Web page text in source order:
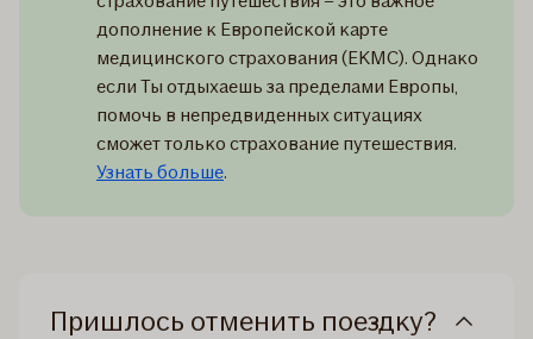
дополнение к Европейской карте
медицинского страхования (ЕКМС). Однако
если Ты отдыхаешь за пределами Европы,
помочь в непредвиденных ситуациях
сможет только страхование путешествия.
Узнать больше.
Пришлось отменить поездку?